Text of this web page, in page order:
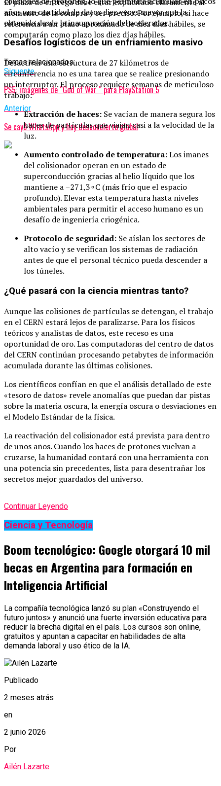
momento de la compra y ser preciso. Por ejemplo, si hace
referencia a un plazo aproximado de diez días hábiles, se
computarán como plazo los diez días hábiles.
Temas relacionados:
Siguente
PS5: imágenes de “God of War ″ para PlayStation 5
Anterior
Se cayó WhatsApp y hay desconcierto global
años una cantidad de datos diez veces mayor que la
obtenida desde la inauguración del acelerador.
Desafíos logísticos de un enfriamiento masivo
Desactivar una estructura de 27 kilómetros de
circunferencia no es una tarea que se realice presionando
un interruptor. El proceso requiere semanas de meticuloso
trabajo:
Extracción de haces: Se vacían de manera segura los
haces de partículas que viajan casi a la velocidad de la
luz.
Aumento controlado de temperatura:Los imanes
del colisionador operan en un estado de
superconducción gracias al helio líquido que los
mantiene a−271,3∘C (más frío que el espacio
profundo). Elevar esta temperatura hasta niveles
ambientales para permitir el acceso humano es un
desafío de ingeniería criogénica.
Protocolo de seguridad: Se aíslan los sectores de
alto vacío y se verifican los sistemas de radiación
antes de que el personal técnico pueda descender a
los túneles.
¿Qué pasará con la ciencia mientras tanto?
Aunque las colisiones de partículas se detengan, el trabajo
en el CERN estará lejos de paralizarse. Para los físicos
teóricos y analistas de datos, este receso es una
oportunidad de oro. Las computadoras del centro de datos
del CERN continúan procesando petabytes de información
acumulada durante las últimas colisiones.
Los científicos confían en que el análisis detallado de este
«tesoro de datos» revele anomalías que puedan dar pistas
sobre la materia oscura, la energía oscura o desviaciones en
el Modelo Estándar de la física.
La reactivación del colisionador está prevista para dentro
de unos años. Cuando los haces de protones vuelvan a
cruzarse, la humanidad contará con una herramienta con
una potencia sin precedentes, lista para desentrañar los
secretos mejor guardados del universo.
Continuar Leyendo
Ciencia y Tecnología
Boom tecnológico: Google otorgará 10 mil
becas en Argentina para formación en
Inteligencia Artificial
La compañía tecnológica lanzó su plan «Construyendo el
futuro juntos» y anunció una fuerte inversión educativa para
reducir la brecha digital en el país. Los cursos son online,
gratuitos y apuntan a capacitar en habilidades de alta
demanda laboral y uso ético de la IA.
Publicado
2 meses atrás
en
2 junio 2026
Por
Ailén Lazarte